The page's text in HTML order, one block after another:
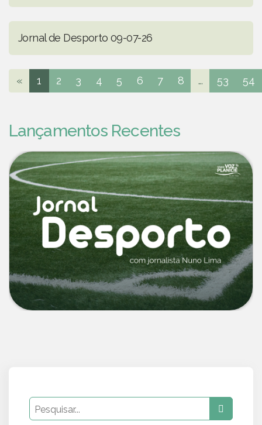
Jornal de Desporto 09-07-26
« 1 2 3 4 5 6 7 8 ... 53 54
Lançamentos Recentes